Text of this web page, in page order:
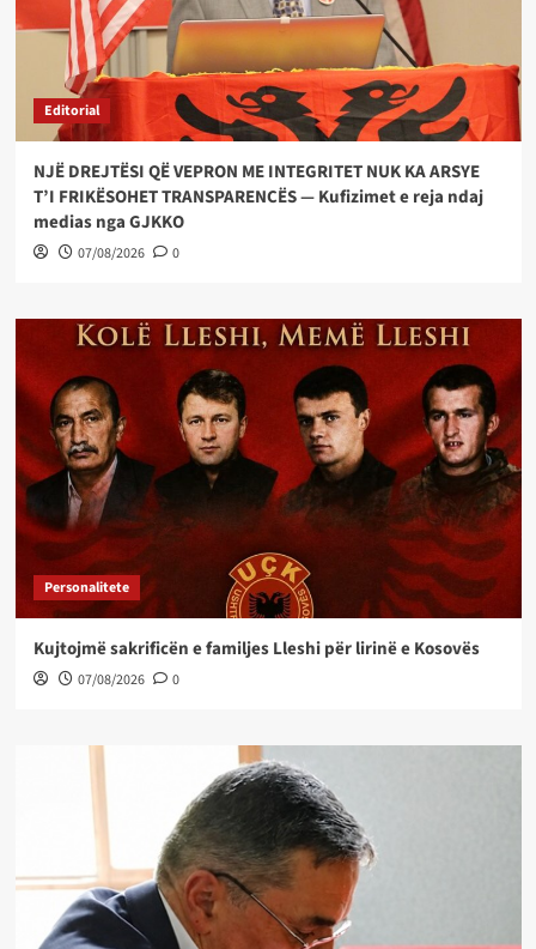
Editorial
NJË DREJTËSI QË VEPRON ME INTEGRITET NUK KA ARSYE
T’I FRIKËSOHET TRANSPARENCËS — Kufizimet e reja ndaj
medias nga GJKKO
07/08/2026 0
Personalitete
Kujtojmë sakrificën e familjes Lleshi për lirinë e Kosovës
07/08/2026 0